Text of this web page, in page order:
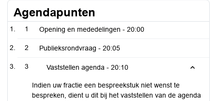
Agendapunten
1 Opening en mededelingen - 20:00
2 Publieksrondvraag - 20:05
3 Vaststellen agenda - 20:10
Indien uw fractie een bespreekstuk niet wenst te
bespreken, dient u dit bij het vaststellen van de agenda